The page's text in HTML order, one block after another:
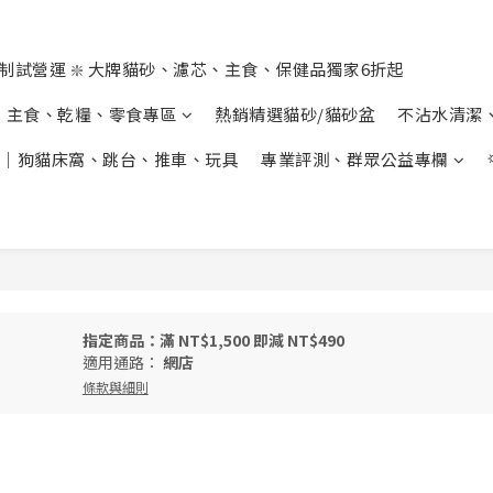
試營運 ❇️ 大牌貓砂、濾芯、主食、保健品獨家6折起
主食、乾糧、零食專區
熱銷精選貓砂/貓砂盆
不沾水清潔
狗貓床窩、跳台、推車、玩具
專業評測、群眾公益專欄
指定商品：滿 NT$1,500 即減 NT$490
適用通路： 網店
條款與細則